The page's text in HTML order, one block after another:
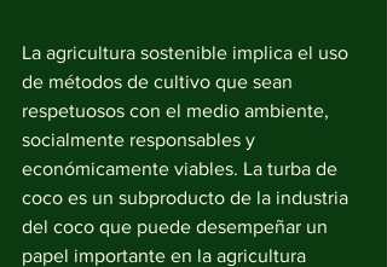
La agricultura sostenible implica el uso
de métodos de cultivo que sean
respetuosos con el medio ambiente,
socialmente responsables y
económicamente viables. La turba de
coco es un subproducto de la industria
del coco que puede desempeñar un
papel importante en la agricultura